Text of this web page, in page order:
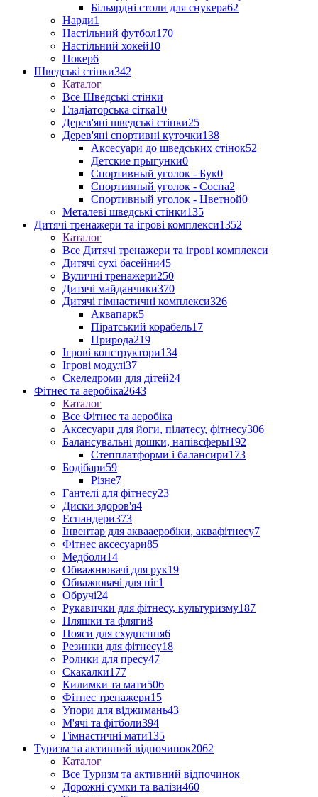
Більярдні столи для снукера62
Нарди1
Настільний футбол170
Настільний хокей10
Покер6
Шведські стінки342
Каталог
Все Шведські стінки
Гладіаторська сітка10
Дерев'яні шведські стінки25
Дерев'яні спортивні куточки138
Аксесуари до шведських стінок52
Детские прыгунки0
Спортивный уголок - Бук0
Спортивный уголок - Сосна2
Спортивный уголок - Цветной0
Металеві шведські стінки135
Дитячі тренажери та ігрові комплекси1352
Каталог
Все Дитячі тренажери та ігрові комплекси
Дитячі сухі басейни45
Вуличні тренажери250
Дитячі майданчики370
Дитячі гімнастичні комплекси326
Аквапарк5
Піратський корабель17
Природа219
Ігрові конструктори134
Ігрові модулі37
Скеледроми для дітей24
Фітнес та аеробіка2643
Каталог
Все Фітнес та аеробіка
Аксесуари для йоги, пілатесу, фітнесу306
Балансувальні дошки, напівсферы192
Степплатформи і балансири173
Бодібари59
Різне7
Гантелі для фітнесу23
Диски здоров'я4
Еспандери373
Інвентар для аквааеробіки, аквафітнесу7
Фітнес аксесуари85
Медболи14
Обважнювачі для рук19
Обважювачі для ніг1
Обручі24
Рукавички для фітнесу, культуризму187
Пляшки та фляги8
Пояси для схуднення6
Резинки для фітнесу18
Ролики для пресу47
Скакалки177
Килимки та мати506
Фітнес тренажери15
Упори для віджимань43
М'ячі та фітболи394
Гімнастичні мати135
Туризм та активний відпочинок2062
Каталог
Все Туризм та активний відпочинок
Дорожні сумки та валізи460